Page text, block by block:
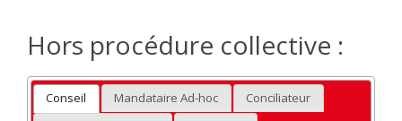
Hors procédure collective :
Conseil Mandataire Ad-hoc
Conciliateur